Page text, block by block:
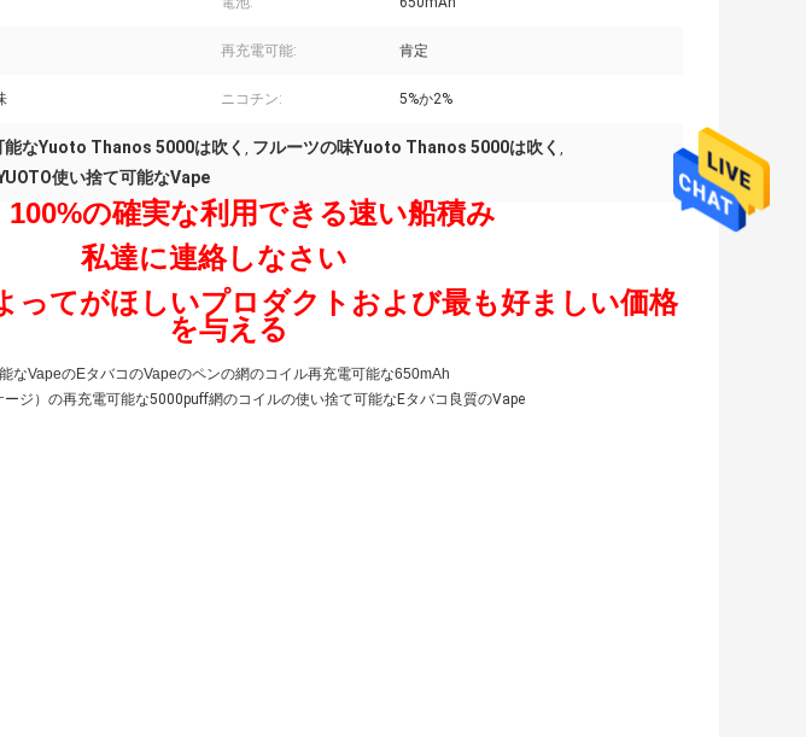
再充電可能: 肯定
ニコチン: 5%か2%
能なYuoto Thanos 5000は吹く , フルーツの味Yuoto Thanos 5000は吹く ,
使い捨て可能なVape
100%の確実な利用できる速い船積み
私達に連絡しなさい
ってがほしいプロダクトおよび最も好ましい価格
を与える
なVapeのEタバコのVapeのペンの網のコイル再充電可能な650mAh
ジ）の再充電可能な5000puff網のコイルの使い捨て可能なEタバコ良質のVape